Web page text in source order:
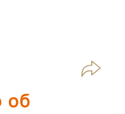
об